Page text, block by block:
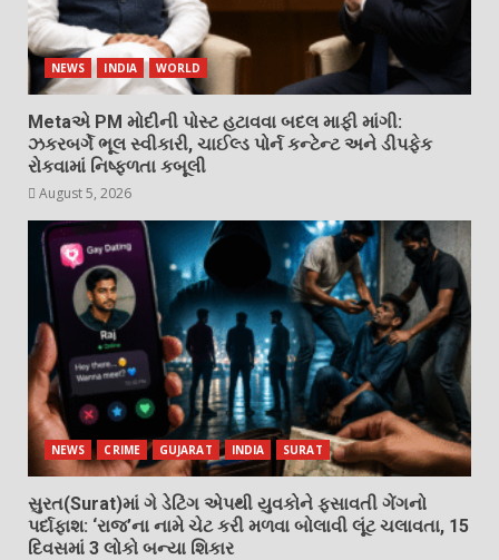
NEWS INDIA WORLD
Metaએ PM મોદીની પોસ્ટ હટાવવા બદલ માફી માંગી:
ઝકરબર્ગે ભૂલ સ્વીકારી, ચાઈલ્ડ પોર્ન કન્ટેન્ટ અને ડીપફેક
રોકવામાં નિષ્ફળતા કબૂલી
August 5, 2026
NEWS CRIME GUJARAT INDIA SURAT
સુરત(Surat)માં ગે ડેટિંગ એપથી યુવકોને ફસાવતી ગેંગનો
પર્દાફાશ: ‘રાજ’ના નામે ચેટ કરી મળવા બોલાવી લૂંટ ચલાવતા, 15
દિવસમાં 3 લોકો બન્યા શિકાર